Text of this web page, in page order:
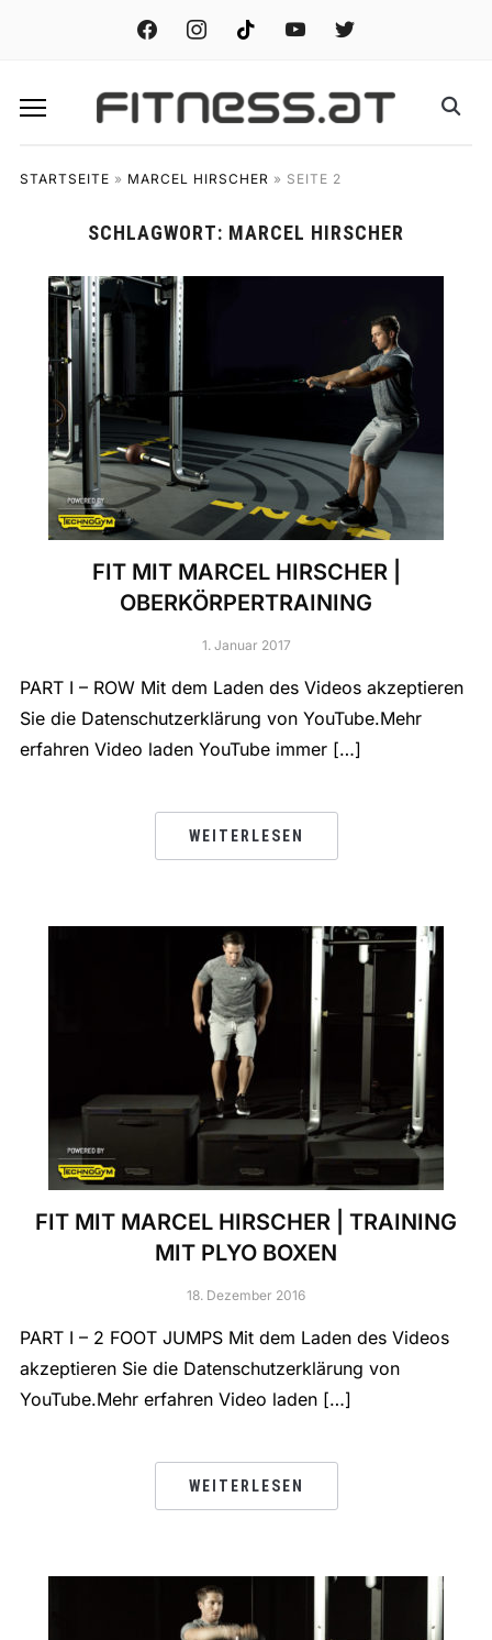
facebook instagramtiktok youtube twitter
STARTSEITE » MARCEL HIRSCHER » SEITE 2
SCHLAGWORT: MARCEL HIRSCHER
FIT MIT MARCEL HIRSCHER |
OBERKÖRPERTRAINING
1. Januar 2017
PART I – ROW Mit dem Laden des Videos akzeptieren
Sie die Datenschutzerklärung von YouTube.Mehr
erfahren Video laden YouTube immer […]
WEITERLESEN
FIT MIT MARCEL HIRSCHER | TRAINING
MIT PLYO BOXEN
18. Dezember 2016
PART I – 2 FOOT JUMPS Mit dem Laden des Videos
akzeptieren Sie die Datenschutzerklärung von
YouTube.Mehr erfahren Video laden […]
WEITERLESEN